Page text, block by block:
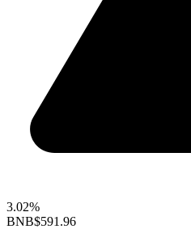
3.02%
BNB$591.96